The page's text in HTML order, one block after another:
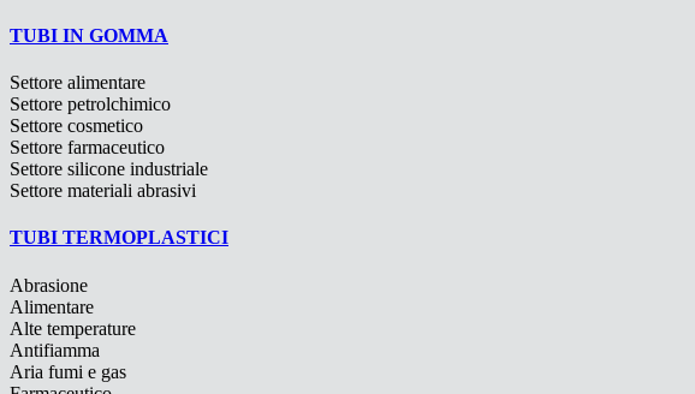
TUBI IN GOMMA
Settore alimentare
Settore petrolchimico
Settore cosmetico
Settore farmaceutico
Settore silicone industriale
Settore materiali abrasivi
TUBI TERMOPLASTICI
Abrasione
Alimentare
Alte temperature
Antifiamma
Aria fumi e gas